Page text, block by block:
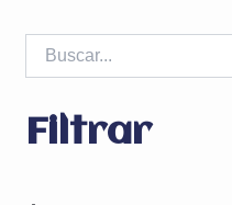
Filtrar